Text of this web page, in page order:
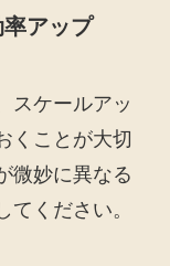
アップ
スケールアッ
くことが大切
微妙に異なる
ください。